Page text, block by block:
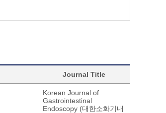
Journal Title
Korean Journal of
Gastrointestinal
Endoscopy (대한소화기내